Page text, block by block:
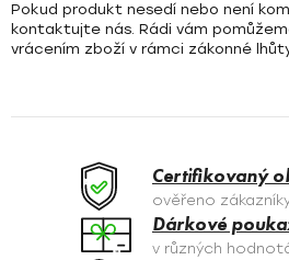
Pokud produkt nesedí nebo není
kontaktujte nás. Rádi vám
vrácením zboží v rámci zákonné
Certifikovaný
ověřeno
Dárkové
v různých